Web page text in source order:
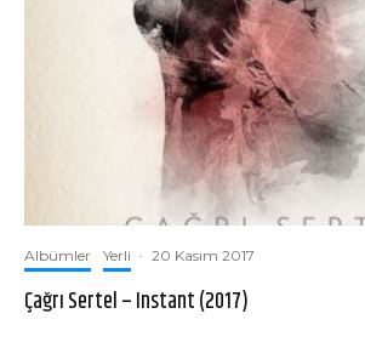
Albümler Yerli · 20 Kasım 2017
Çağrı Sertel – Instant (2017)